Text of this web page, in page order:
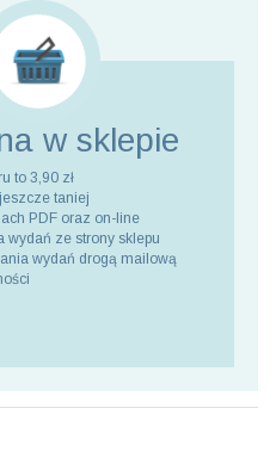
w sklepie
to 3,90 zł
taniej
PDF oraz on-line
wydań ze strony sklepu
wydań drogą mailową